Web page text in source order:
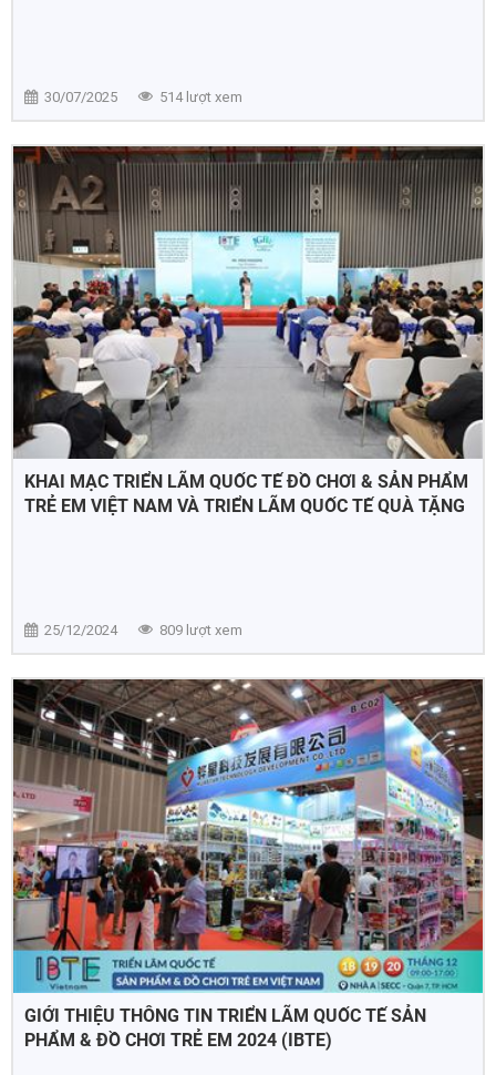
30/07/2025 514 lượt xem
KHAI MẠC TRIỂN LÃM QUỐC TẾ ĐỒ CHƠI & SẢN PHẨM
TRẺ EM VIỆT NAM VÀ TRIỂN LÃM QUỐC TẾ QUÀ TẶNG
25/12/2024 809 lượt xem
GIỚI THIỆU THÔNG TIN TRIỂN LÃM QUỐC TẾ SẢN
PHẨM & ĐỒ CHƠI TRẺ EM 2024 (IBTE)